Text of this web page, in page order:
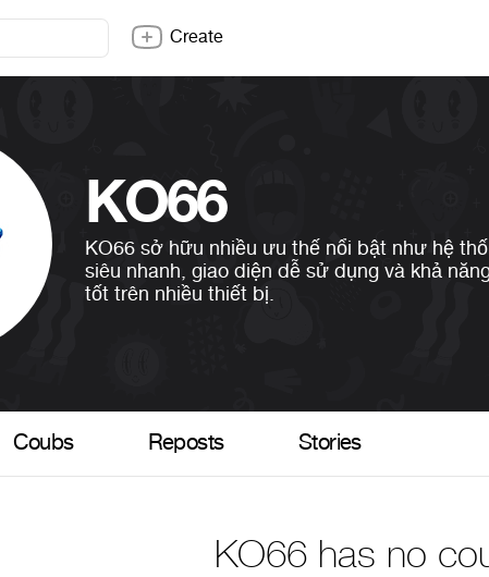
Create
KO66
KO66 sở hữu nhiều ưu thế nổi bật như hệ
siêu nhanh, giao diện dễ sử dụng và khả
tốt trên nhiều thiết bị.
Coubs Reposts Stories
KO66 has no